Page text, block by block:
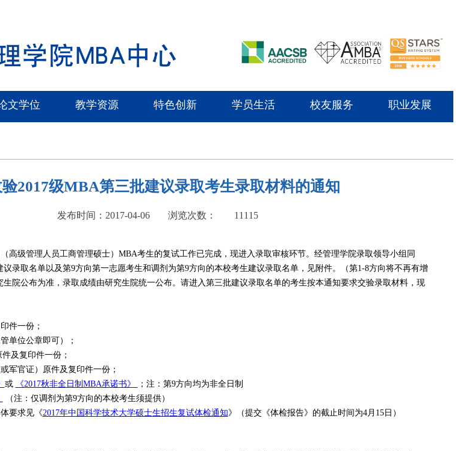
文学位 教学资源 特色创新 学员生活 校友服务 职业发展
2017级MBA第三批建议录取考生录取材料的通知
发布时间：2017-04-06 浏览次数： 11115
高级管理人员工商管理硕士）MBA考生的复试工作已完成，现进入录取审核环节。经管理学院录取领导小组同
录取名单以及第9方向第一志愿考生和调剂为第9方向的本校考生建议录取名单，见附件。（第1-8方向将不再有增
院公布为准，录取成绩由研究生院统一公布。请进入第三批建议录取名单的考生按本通知要求交验录取材料，现
件一份；
单位公章即可）；
及复印件一份；
军官证）原件及复印件一份；
或 《2017秋非全日制MBA承诺书》 ； 注：第9方向均为非全日制
（注：仅调剂为第9方向的本校考生须提供）
要求见《2017年中国科学技术大学硕士生招生复试体检通知》（提交《体检报告》的截止时间为4月15日）